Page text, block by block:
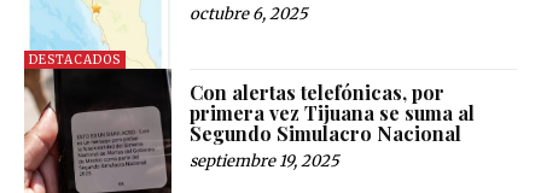
DESTACADOS
octubre 6, 2025
Con alertas telefónicas, por
primera vez Tijuana se suma al
Segundo Simulacro Nacional
septiembre 19, 2025